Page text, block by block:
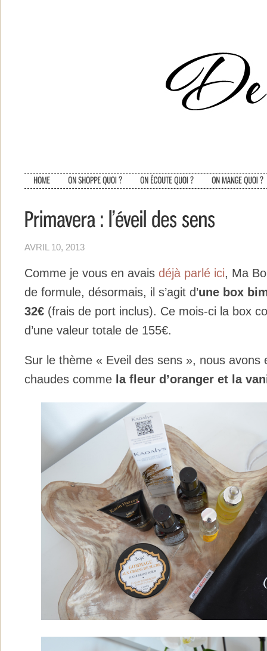
AVRIL 10, 2013
Comme je vous en avais déjà parlé ici, Ma
de formule, désormais, il s’agit d’une box
32€ (frais de port inclus). Ce mois-ci la box
d’une valeur totale de 155€.
Sur le thème « Eveil des sens », nous avons
chaudes comme la fleur d’oranger et la